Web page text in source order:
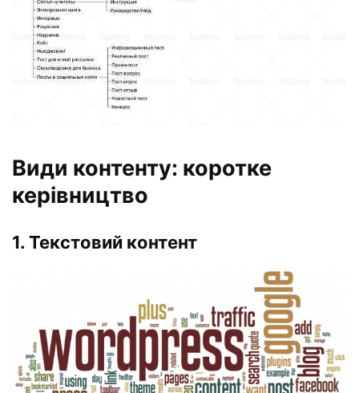
Види контенту: коротке
керівництво
1. Текстовий контент